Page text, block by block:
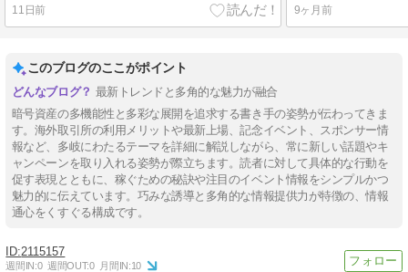
11日前 9ヶ月前
このブログのここがポイント
最新トレンドと多角的な魅力が融合
暗号資産の多機能性と多彩な展開を追求する書き手の姿勢が伝わってきま
す。海外取引所の利用メリットや最新上場、記念イベント、スポンサー情
報など、多岐にわたるテーマを詳細に解説しながら、常に新しい話題やキ
ャンペーンを取り入れる姿勢が際立ちます。読者に対して具体的な行動を
促す表現とともに、稼ぐための秘訣や注目のイベント情報をシンプルかつ
魅力的に伝えています。巧みな誘導と多角的な情報提供力が特徴の、情報
通心をくすぐる構成です。
2115157
週間IN:0 週間OUT:0 月間IN:10